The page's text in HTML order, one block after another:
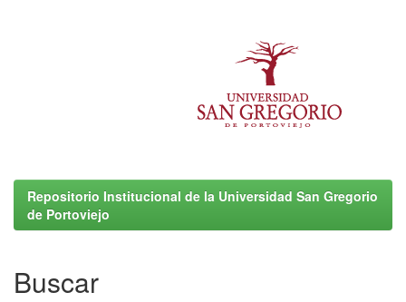
Repositorio Institucional de la Universidad San Gregorio
de Portoviejo
Buscar